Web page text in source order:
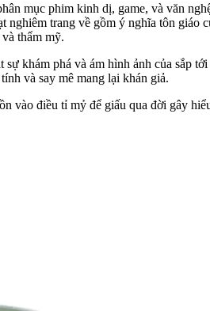
mục phim kinh dị, game, và văn
trang về gồm ý nghĩa tôn
thẩm mỹ.
khám phá và ám hình ảnh của sắp
và say mê mang lại khán giả.
vào điều tỉ mỷ để giấu qua đời gây